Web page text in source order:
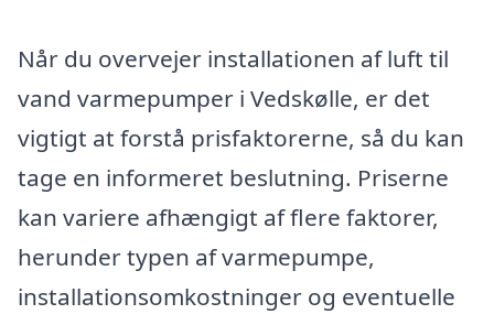
Når du overvejer installationen af luft til
vand varmepumper i Vedskølle, er det
vigtigt at forstå prisfaktorerne, så du kan
tage en informeret beslutning. Priserne
kan variere afhængigt af flere faktorer,
herunder typen af varmepumpe,
installationsomkostninger og eventuelle